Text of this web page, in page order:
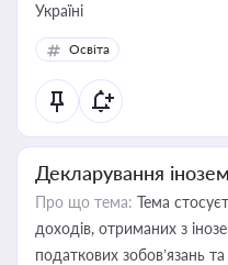
Україні
Освіта
Декларування
Про що тема: Тема
доходів, отриманих з
податкових зобов’язань